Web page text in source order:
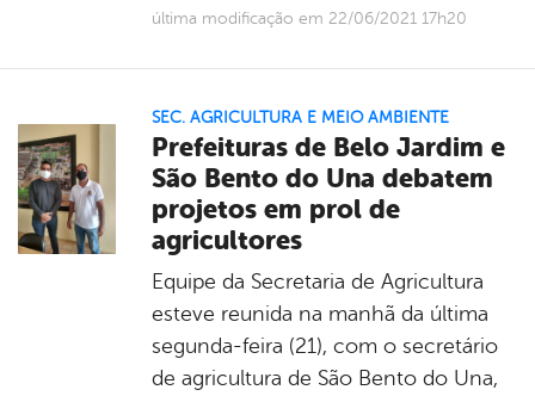
última modificação em 22/06/2021 17h20
SEC. AGRICULTURA E MEIO AMBIENTE
Prefeituras de Belo Jardim e
São Bento do Una debatem
projetos em prol de
agricultores
Equipe da Secretaria de Agricultura
esteve reunida na manhã da última
segunda-feira (21), com o secretário
de agricultura de São Bento do Una,